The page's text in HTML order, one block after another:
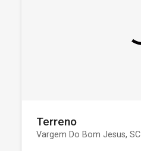
Terreno
Vargem Do Bom Jesus, SC